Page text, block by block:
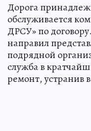
Дорога
обслуживается
ДРСУ» по
направил
подрядной
служба в
ремонт, устранив